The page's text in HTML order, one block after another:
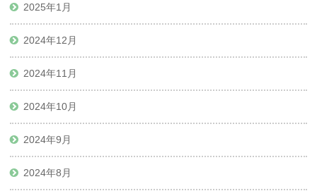
2025年1月
2024年12月
2024年11月
2024年10月
2024年9月
2024年8月